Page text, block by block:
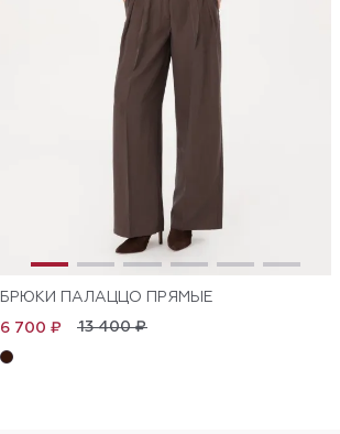
БРЮКИ ПАЛАЦЦО ПРЯМЫЕ
13 400 ₽
6 700 ₽